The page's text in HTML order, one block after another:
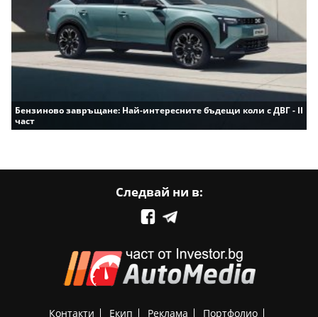
Бензиново завръщане: Най-интересните бъдещи коли с ДВГ - II
част
Следвай ни в:
Контакти Екип Реклама Портфолио